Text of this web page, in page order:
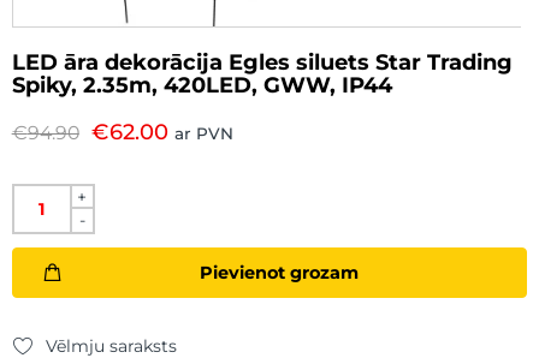
LED āra dekorācija Egles siluets Star Trading
Spiky, 2.35m, 420LED, GWW, IP44
€94.90 €62.00 ar PVN
+
-
Pievienot grozam
Vēlmju saraksts